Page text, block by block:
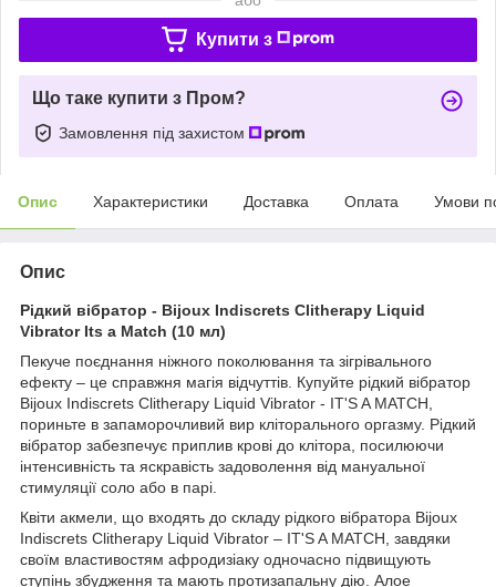
Купити з
Що таке купити з Пром?
Замовлення під захистом
Опис Характеристики Доставка Оплата Умови
Опис
Рідкий вібратор - Bijoux Indiscrets Clitherapy Liquid
Vibrator Its a Match (10 мл)
Пекуче поєднання ніжного поколювання та зігрівального
ефекту – це справжня магія відчуттів. Купуйте рідкий вібратор
Bijoux Indiscrets Clitherapy Liquid Vibrator - IT'S A MATCH,
пориньте в запаморочливий вир кліторального оргазму. Рідкий
вібратор забезпечує приплив крові до клітора, посилюючи
інтенсивність та яскравість задоволення від мануальної
стимуляції соло або в парі.
Квіти акмели, що входять до складу рідкого вібратора Bijoux
Indiscrets Clitherapy Liquid Vibrator – IT'S A MATCH, завдяки
своїм властивостям афродизіаку одночасно підвищують
ступінь збудження та мають протизапальну дію. Алое